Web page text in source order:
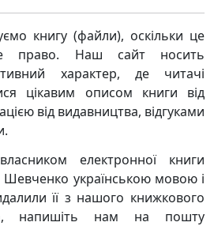
книгу (файли), оскільки це
право. Наш сайт носить
характер, де читачі
цікавим описом книги від
від видавництва, відгуками
електронної книги
Шевченко українською мовою і
її з нашого книжкового
напишіть нам на пошту